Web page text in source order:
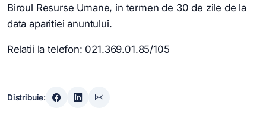
Biroul Resurse Umane, in termen de 30 de zile de la
data aparitiei anuntului.
Relatii la telefon: 021.369.01.85/105
Distribuie: